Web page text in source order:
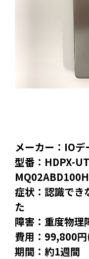
メーカー：IO
型番：HDPX-
症状：認識でき
た
障害：重度物理
費用：99,800
期間：約1週間